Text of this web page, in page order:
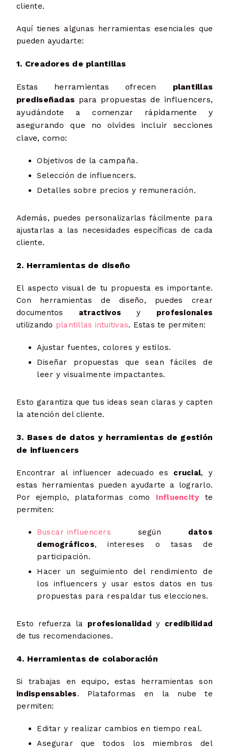
cliente.
Aquí tienes algunas herramientas esenciales que
pueden ayudarte:
1. Creadores de plantillas
Estas herramientas ofrecen plantillas
prediseñadas para propuestas de influencers,
ayudándote a comenzar rápidamente y
asegurando que no olvides incluir secciones
clave, como:
Objetivos de la campaña.
Selección de influencers.
Detalles sobre precios y remuneración.
Además, puedes personalizarlas fácilmente para
ajustarlas a las necesidades específicas de cada
cliente.
2. Herramientas de diseño
El aspecto visual de tu propuesta es importante.
Con herramientas de diseño, puedes crear
documentos atractivos y profesionales
utilizando plantillas intuitivas. Estas te permiten:
Ajustar fuentes, colores y estilos.
Diseñar propuestas que sean fáciles de
leer y visualmente impactantes.
Esto garantiza que tus ideas sean claras y capten
la atención del cliente.
3. Bases de datos y herramientas de gestión
de influencers
Encontrar al influencer adecuado es crucial, y
estas herramientas pueden ayudarte a lograrlo.
Por ejemplo, plataformas como Influencityte
permiten:
Buscar influencers según datos
demográficos, intereses o tasas de
participación.
Hacer un seguimiento del rendimiento de
los influencers y usar estos datos en tus
propuestas para respaldar tus elecciones.
Esto refuerza la profesionalidad y credibilidad
de tus recomendaciones.
4. Herramientas de colaboración
Si trabajas en equipo, estas herramientas son
indispensables. Plataformas en la nube te
permiten:
Editar y realizar cambios en tiempo real.
Asegurar que todos los miembros del